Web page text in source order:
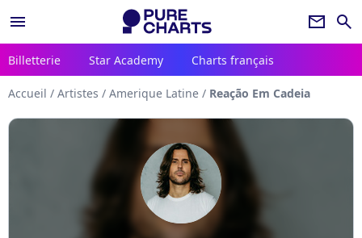
menu newsletter search
Billetterie Star Academy Charts français
Accueil / Artistes / Amerique Latine / Reação Em Cadeia